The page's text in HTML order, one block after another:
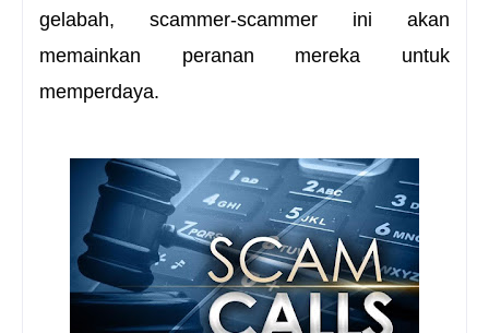
gelabah, scammer-scammer ini akan
memainkan peranan mereka untuk
memperdaya.